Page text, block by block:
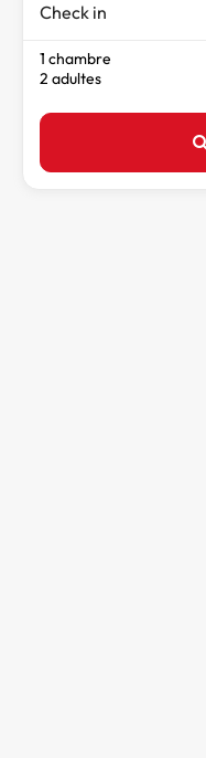
Check in
1 chambre
2 adultes